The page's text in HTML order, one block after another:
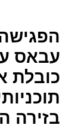
עבאס
כובלת
בזירה